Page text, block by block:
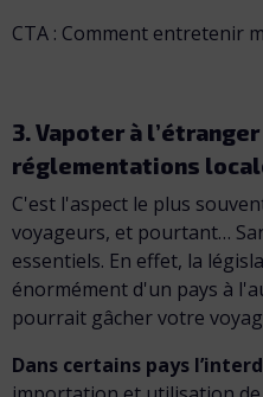
CTA : Comment entretenir
3. Vapoter à
réglementations
C'est l'aspect le plus
voyageurs, et pourtant…
essentiels. En effet, la
énormément d'un pays à
pourrait gâcher votre
Dans certains pays